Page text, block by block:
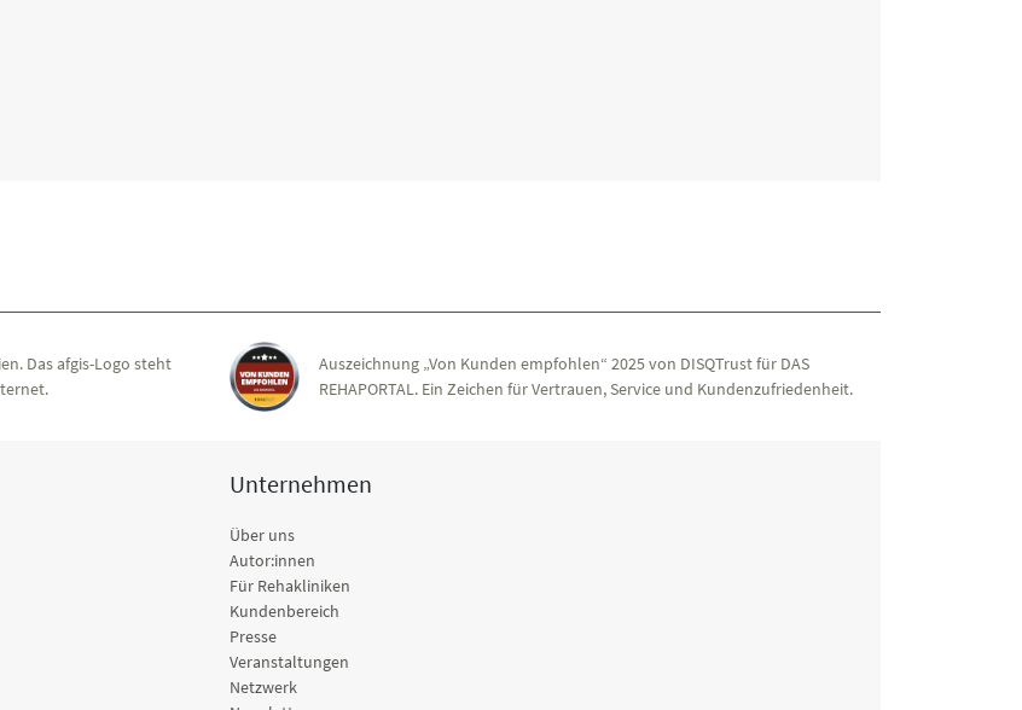
Das afgis-Logo steht
Auszeichnung „Von Kunden empfohlen“ 2025 von DISQTrust für DAS
REHAPORTAL. Ein Zeichen für Vertrauen, Service und Kundenzufriedenheit.
Unternehmen
Über uns
Autor:innen
Für Rehakliniken
Kundenbereich
Presse
Veranstaltungen
Netzwerk